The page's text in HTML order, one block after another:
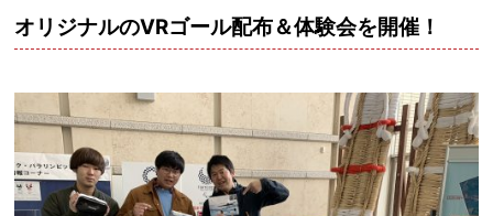
オリジナルのVRゴール配布＆体験会を開催！